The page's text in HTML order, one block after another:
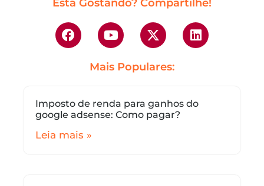
Está Gostando? Compartilhe!
Mais Populares:
Imposto de renda para ganhos do
google adsense: Como pagar?
Leia mais »